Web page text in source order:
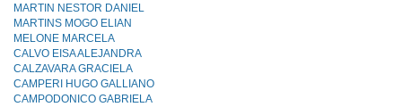
MARTIN NESTOR DANIEL
MARTINS MOGO ELIAN
MELONE MARCELA
CALVO EISA ALEJANDRA
CALZAVARA GRACIELA
CAMPERI HUGO GALLIANO
CAMPODONICO GABRIELA